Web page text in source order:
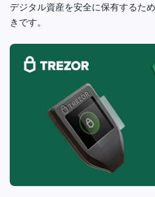
デジタル資産を安全に保有するた
きです。